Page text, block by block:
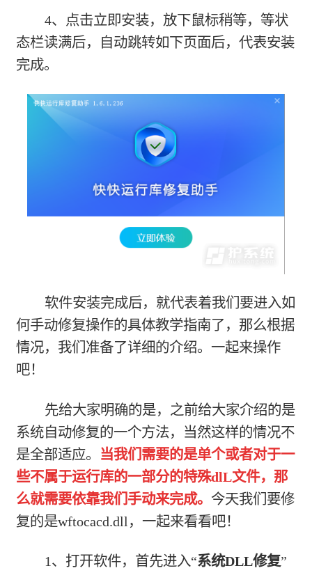
4、点击立即安装，放下鼠标稍等，等状
态栏读满后，自动跳转如下页面后，代表安装
完成。
软件安装完成后，就代表着我们要进入如
何手动修复操作的具体教学指南了，那么根据
情况，我们准备了详细的介绍。一起来操作
吧！
先给大家明确的是，之前给大家介绍的是
系统自动修复的一个方法，当然这样的情况不
是全部适应。 当我们需要的是单个或者对于一
些不属于运行库的一部分的特殊dlL文件，那
么就需要依靠我们手动来完成。 今天我们要修
复的是wftocacd.dll，一起来看看吧！
1、打开软件，首先进入“系统DLL修复”